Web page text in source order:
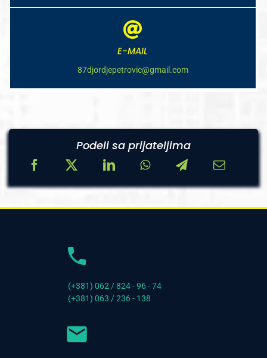
E-MAIL
87djordjepetrovic@gmail.com
Podeli sa prijateljima
(+381) 062 / 824 - 96 - 74
(+381) 063 / 236 - 138